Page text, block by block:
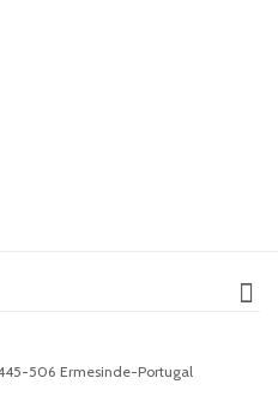
506 Ermesinde-Portugal